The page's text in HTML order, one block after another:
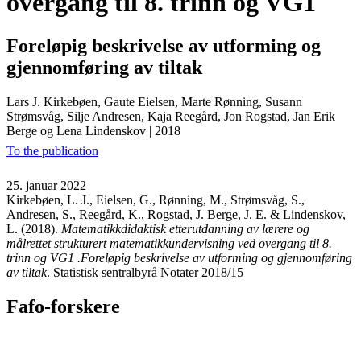
Foreløpig beskrivelse av utforming og
gjennomføring av tiltak
Lars J. Kirkebøen, Gaute Eielsen, Marte Rønning, Susann
Strømsvåg, Silje Andresen, Kaja Reegård, Jon Rogstad, Jan Erik
Berge og Lena Lindenskov | 2018
To the publication
25. januar 2022
Kirkebøen, L. J., Eielsen, G., Rønning, M., Strømsvåg, S.,
Andresen, S., Reegård, K., Rogstad, J. Berge, J. E. & Lindenskov,
L. (2018). Matematikkdidaktisk etterutdanning av lærere og
målrettet strukturert matematikkundervisning ved overgang til 8.
trinn og VG1 .Foreløpig beskrivelse av utforming og gjennomføring
av tiltak. Statistisk sentralbyrå Notater 2018/15
Fafo-forskere